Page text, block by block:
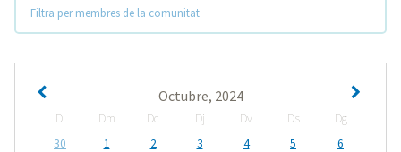
Filtra per membres de la comunitat
Octubre, 2024
Dl Dm Dc Dj Dv Ds
Dg
30
1 2 3 4 5
6